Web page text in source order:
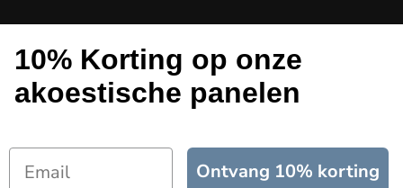
10% Korting op onze
akoestische panelen
Ontvang 10% korting